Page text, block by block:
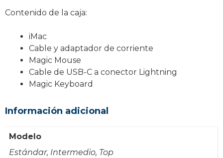
Contenido de la caja:
iMac
Cable y adaptador de corriente
Magic Mouse
Cable de USB-C a conector Lightning
Magic Keyboard
Información adicional
Modelo
Estándar, Intermedio, Top